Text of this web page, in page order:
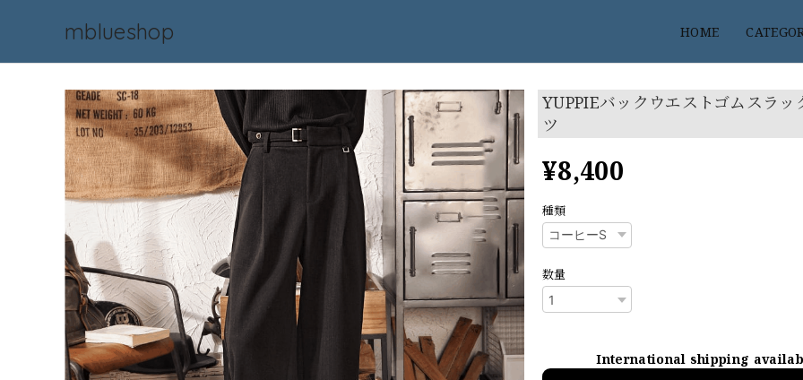
mblueshop HOME
YUPPIEバックウエストゴムスラッ
ツ
¥8,400
種類
数量
International shipping